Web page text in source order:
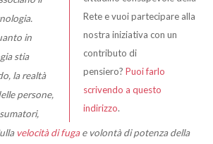
Rete e vuoi partecipare alla
nostra iniziativa con un
contributo di
pensiero? Puoi farlo
scrivendo a questo
indirizzo.
in
stia
la realtà
persone,
velocità di fugae volontà di potenza della